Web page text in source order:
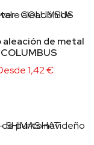
aleación de metal
1,42€